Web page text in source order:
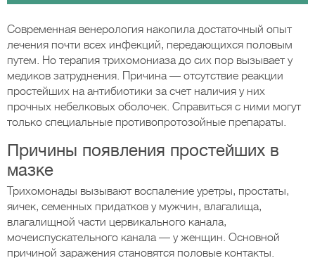
Современная венерология накопила достаточный опыт
лечения почти всех инфекций, передающихся половым
путем. Но терапия трихомониаза до сих пор вызывает у
медиков затруднения. Причина — отсутствие реакции
простейших на антибиотики за счет наличия у них
прочных небелковых оболочек. Справиться с ними могут
только специальные противопротозойные препараты.
Причины появления простейших в
мазке
Трихомонады вызывают воспаление уретры, простаты,
яичек, семенных придатков у мужчин, влагалища,
влагалищной части цервикального канала,
мочеиспускательного канала — у женщин. Основной
причиной заражения становятся половые контакты.